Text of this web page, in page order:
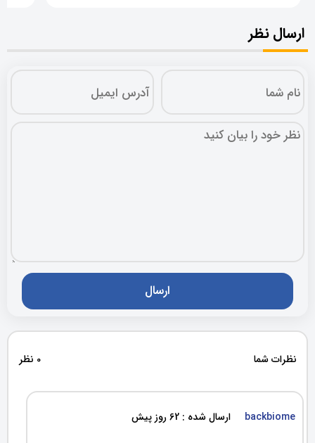
ارسال نظر
نظرات شما 0 نظر
backbiome ارسال شده : 62 روز پیش